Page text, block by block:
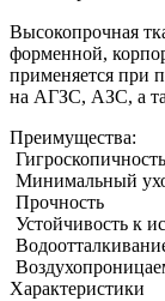
Высокопрочная
форменной,
применяется при
на АГЗС, АЗС, а
Преимущества:
Гигроскопичность
Минимальный
Прочность
Устойчивость к
Характеристики